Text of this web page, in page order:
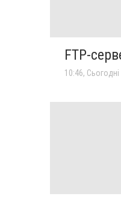
FTP-
10:46, Сьогодні